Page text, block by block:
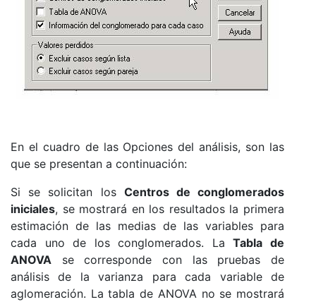
En el cuadro de las Opciones del análisis, son las
que se presentan a continuación:
Si se solicitan los Centros de conglomerados
iniciales, se mostrará en los resultados la primera
estimación de las medias de las variables para
cada uno de los conglomerados. LaTabla de
ANOVA se corresponde con las pruebas de
análisis de la varianza para cada variable de
aglomeración. La tabla de ANOVA no se mostrará